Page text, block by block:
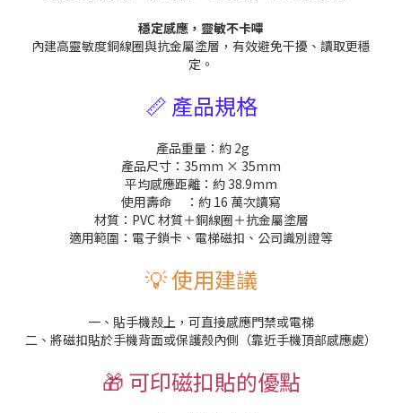
穩定感應，靈敏不卡嗶
內建高靈敏度銅線圈與抗金屬塗層，有效避免干擾、讀取更穩
定。
📏 產品規格
產品重量：約 2g
產品尺寸：35mm × 35mm
平均感應距離：約 38.9mm
使用壽命
：約 16 萬次讀寫
材質：PVC 材質＋銅線圈＋抗金屬塗層
適用範圍：電子鎖卡、電梯磁扣、公司識別證等
💡 使用建議
一、貼手機殼上，可直接感應門禁或電梯
二、將磁扣貼於手機背面或保護殼內側（靠近手機頂部感應處）
🎁 可印磁扣貼的優點